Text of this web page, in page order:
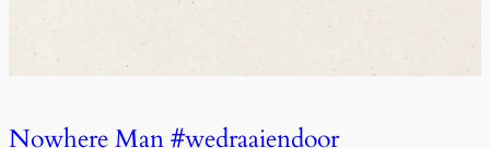
Nowhere Man #wedraaiendoor